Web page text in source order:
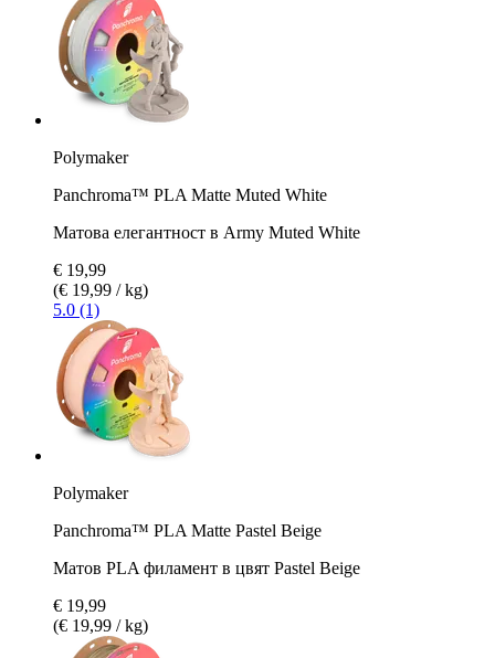
Polymaker
Panchroma™ PLA Matte Muted White
Матова елегантност в Army Muted White
€ 19,99
(€ 19,99 / kg)
5.0 (1)
Polymaker
Panchroma™ PLA Matte Pastel Beige
Матов PLA филамент в цвят Pastel Beige
€ 19,99
(€ 19,99 / kg)